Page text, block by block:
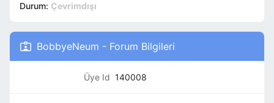
Durum: Çevrimdışı
BobbyeNeum - Forum Bilgileri
Üye Id 140008